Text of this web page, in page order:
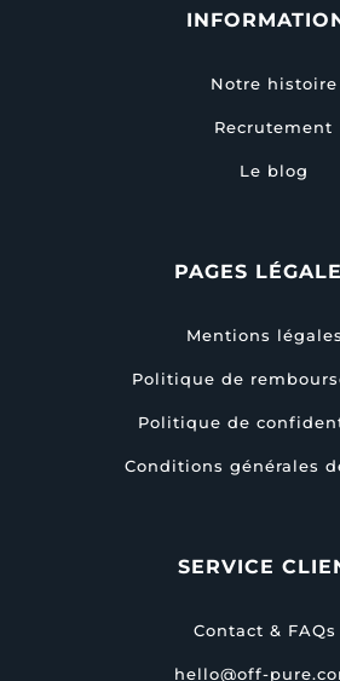
Notre histoire
Recrutement
Le blog
PAGES
Mentions légales
Politique de
Politique de
Conditions générales
SERVICE
Contact & FAQs
hello@off-